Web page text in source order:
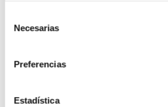
habiendo aceptado las cookies de
permite conocer algunos hábitos de
Necesarias
Preferencias
Estadística